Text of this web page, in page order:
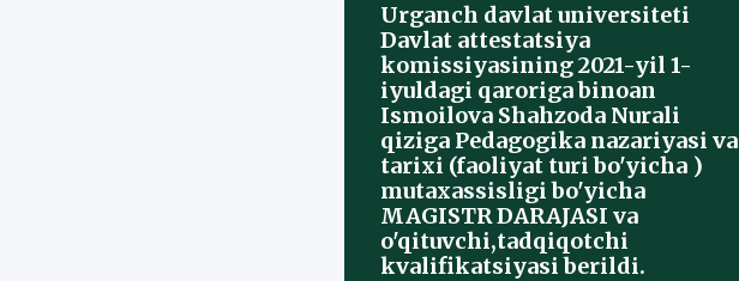
Urganch davlat universiteti
Davlat attestatsiya
komissiyasining 2021-yil 1-
iyuldagi qaroriga binoan
Ismoilova Shahzoda Nurali
qiziga Pedagogika nazariyasi va
tarixi (faoliyat turi bo'yicha )
mutaxassisligi bo'yicha
MAGISTR DARAJASI va
o'qituvchi,tadqiqotchi
kvalifikatsiyasi berildi.